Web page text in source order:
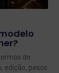
de
edição, pesos